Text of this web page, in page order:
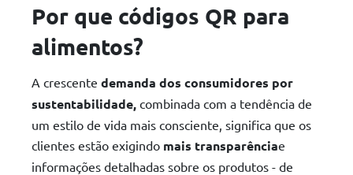
Por que códigos QR para
alimentos?
A crescente demanda dos consumidores por
sustentabilidade, combinada com a tendência de
um estilo de vida mais consciente, significa que os
clientes estão exigindo mais transparênciae
informações detalhadas sobre os produtos - de